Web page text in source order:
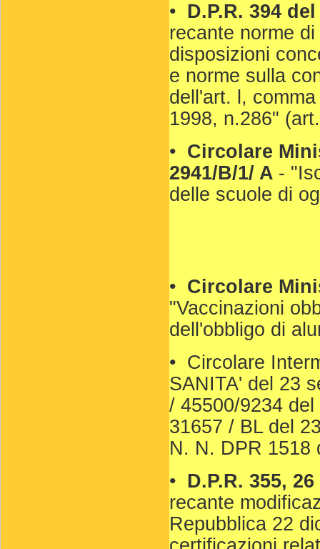
• D.P.R. 394
recante norme
disposizioni
e norme sulla
dell'art. l,
1998, n.286"
• Circolare
2941/B/1/ A -
delle scuole di
• Circolare
"Vaccinazioni
dell'obbligo di
• Circolare
SANITA' del 23
/ 45500/9234
31657 / BL del
N. N. DPR 1518
• D.P.R. 355,
recante
Repubblica 22